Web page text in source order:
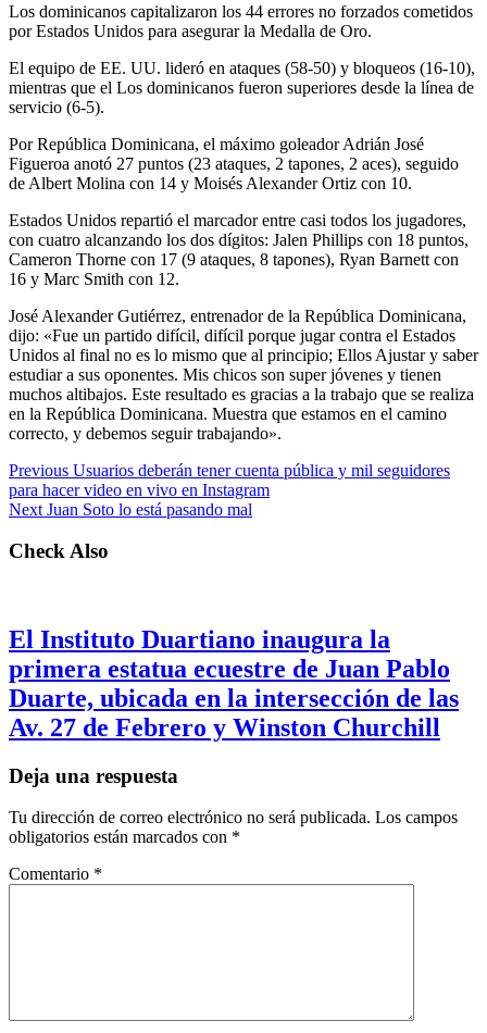
Los dominicanos capitalizaron los 44 errores no forzados cometidos
por Estados Unidos para asegurar la Medalla de Oro.
El equipo de EE. UU. lideró en ataques (58-50) y bloqueos (16-10),
mientras que el Los dominicanos fueron superiores desde la línea de
servicio (6-5).
Por República Dominicana, el máximo goleador Adrián José
Figueroa anotó 27 puntos (23 ataques, 2 tapones, 2 aces), seguido
de Albert Molina con 14 y Moisés Alexander Ortiz con 10.
Estados Unidos repartió el marcador entre casi todos los jugadores,
con cuatro alcanzando los dos dígitos: Jalen Phillips con 18 puntos,
Cameron Thorne con 17 (9 ataques, 8 tapones), Ryan Barnett con
16 y Marc Smith con 12.
José Alexander Gutiérrez, entrenador de la República Dominicana,
dijo: «Fue un partido difícil, difícil porque jugar contra el Estados
Unidos al final no es lo mismo que al principio; Ellos Ajustar y saber
estudiar a sus oponentes. Mis chicos son super jóvenes y tienen
muchos altibajos. Este resultado es gracias a la trabajo que se realiza
en la República Dominicana. Muestra que estamos en el camino
correcto, y debemos seguir trabajando».
Previous Usuarios deberán tener cuenta pública y mil seguidores
para hacer video en vivo en Instagram
Next Juan Soto lo está pasando mal
Check Also
El Instituto Duartiano inaugura la
primera estatua ecuestre de Juan Pablo
Duarte, ubicada en la intersección de las
Av. 27 de Febrero y Winston Churchill
Deja una respuesta
Tu dirección de correo electrónico no será publicada. Los campos
obligatorios están marcados con *
Comentario *